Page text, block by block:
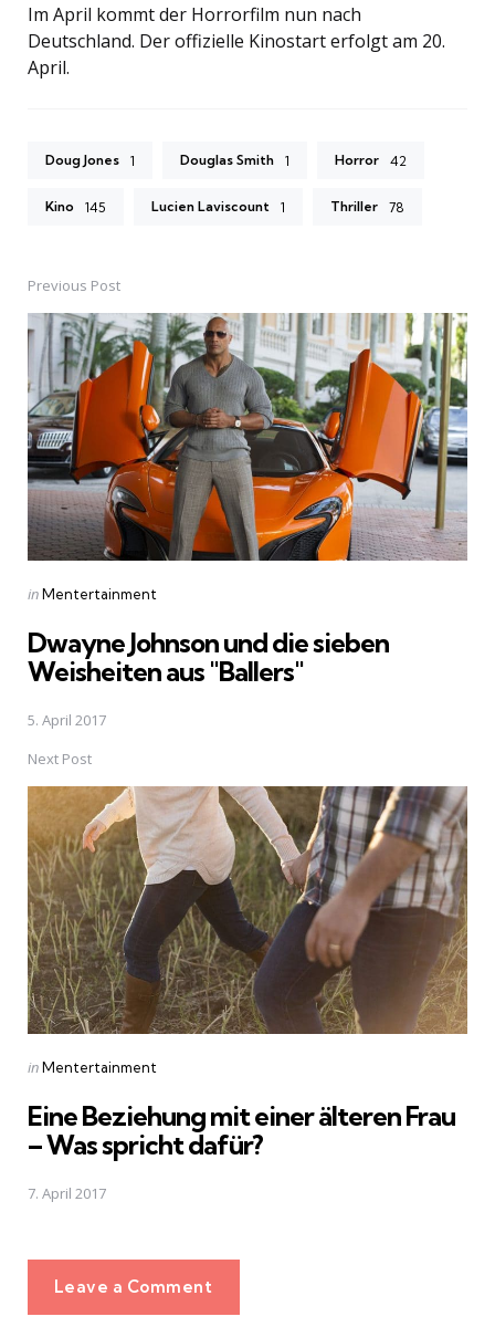
Im April kommt der Horrorfilm nun nach
Deutschland. Der offizielle Kinostart erfolgt am 20.
April.
Doug Jones 1 Douglas Smith 1 Horror 42
Kino 145 Lucien Laviscount 1 Thriller 78
Post
navigation
Previous Post
Posted
inMentertainment
Dwayne Johnson und die sieben
Weisheiten aus "Ballers"
5. April 2017
Next Post
Posted
inMentertainment
Eine Beziehung mit einer älteren Frau
– Was spricht dafür?
7. April 2017
Leave a Comment